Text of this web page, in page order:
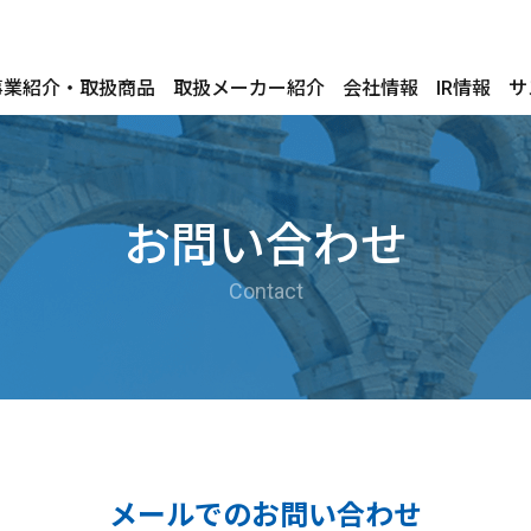
紹介・取扱商品 取扱メーカー紹介 会社情報 IR情報
お問い合わせ
Contact
メールでのお問い合わせ